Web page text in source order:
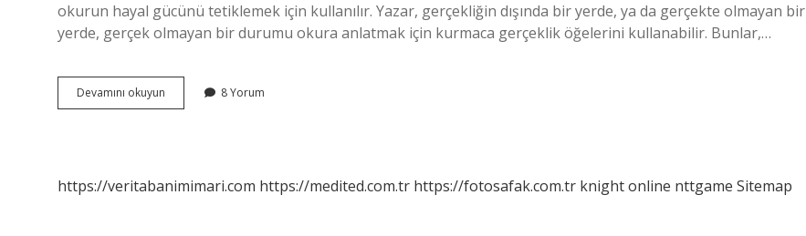
okurun hayal gücünü tetiklemek için kullanılır. Yazar, gerçekliğin dışında bir yerde, ya da gerçekte olmayan bir
yerde, gerçek olmayan bir durumu okura anlatmak için kurmaca gerçeklik öğelerini kullanabilir. Bunlar,…
Devamını okuyun Edebiyatta
kurmaca
8 Yorum
https://veritabanimimari.com https://medited.com.tr https://fotosafak.com.tr knight online nttgame Sitemap